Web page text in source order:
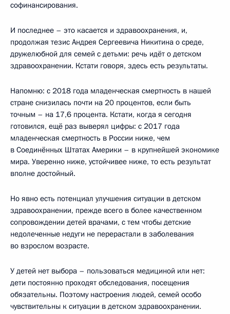
софинансирования.
И последнее – это касается и здравоохранения, и,
продолжая тезис Андрея Сергеевича Никитина о среде,
дружелюбной для семей с детьми: речь идёт о детском
здравоохранении. Кстати говоря, здесь есть результаты.
Напомню: с 2018 года младенческая смертность в нашей
стране снизилась почти на 20 процентов, если быть
точным – на 17,6 процента. Кстати, когда я сегодня
готовился, ещё раз выверял цифры: с 2017 года
младенческая смертность в России ниже, чем
в Соединённых Штатах Америки – в крупнейшей экономике
мира. Уверенно ниже, устойчивее ниже, то есть результат
вполне достойный.
Но явно есть потенциал улучшения ситуации в детском
здравоохранении, прежде всего в более качественном
сопровождении детей врачами, с тем чтобы детские
недолеченные недуги не перерастали в заболевания
во взрослом возрасте.
У детей нет выбора – пользоваться медициной или нет:
дети постоянно проходят обследования, посещения
обязательны. Поэтому настроения людей, семей особо
чувствительны к ситуации в детском здравоохранении.